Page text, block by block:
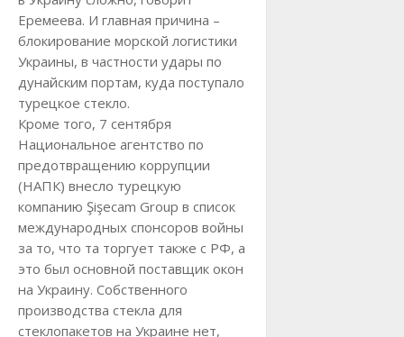
Еремеева. И главная причина –
блокирование морской логистики
Украины, в частности удары по
дунайским портам, куда поступало
турецкое стекло.
Кроме того, 7 сентября
Национальное агентство по
предотвращению коррупции
(НАПК) внесло турецкую
компанию Şişecam Group в список
международных спонсоров войны
за то, что та торгует также с РФ, а
это был основной поставщик окон
на Украину. Собственного
производства стекла для
стеклопакетов на Украине нет,